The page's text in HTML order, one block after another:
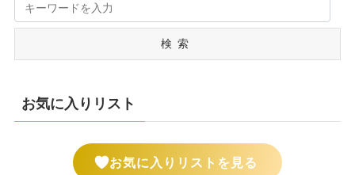
検索
お気に入りリスト
お気に入りリストを見る